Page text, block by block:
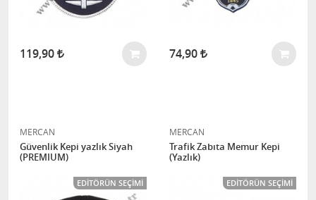
119,90 74,90
MERCAN
Güvenlik Kepi yazlık Siyah
(PREMIUM)
EDITÖRÜN SEÇIMI
MERCAN
Trafik Zabıta Memur Kepi
(Yazlık)
EDITÖRÜN SEÇIMI